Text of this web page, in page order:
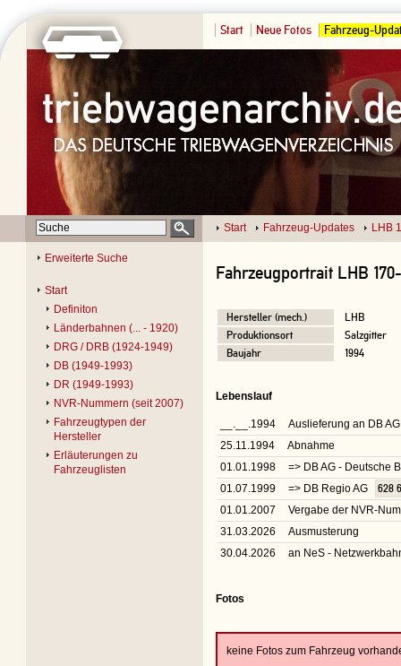
Start Neue Fotos Fahrzeug-
Start Fahrzeug-Updates LHB
Erweiterte Suche
Start
Definiton
Länderbahnen (... - 1920)
DRG / DRB (1924-1949)
DB (1949-1993)
DR (1949-1993)
NVR-Nummern (seit 2007)
Fahrzeugtypen der
Hersteller
Erläuterungen zu
Fahrzeuglisten
Fahrzeugportrait LHB
Hersteller (mech.)
LHB
Produktionsort
Salzgitter
Baujahr
1994
Lebenslauf
__.__.1994
Auslieferung an DB
25.11.1994
Abnahme
01.01.1998
=> DB AG - Deutsche
01.07.1999
=> DB Regio AG
628
01.01.2007
Vergabe der NVR-
31.03.2026
Ausmusterung
30.04.2026
an NeS -
Fotos
keine Fotos zum Fahrzeug